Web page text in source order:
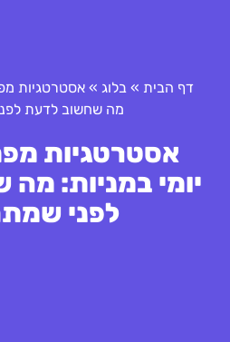
דף הבית » בלוג » אסטרטגיות
מה שחשוב לדעת
אסטרטגיות
יומי במניות:
לפני